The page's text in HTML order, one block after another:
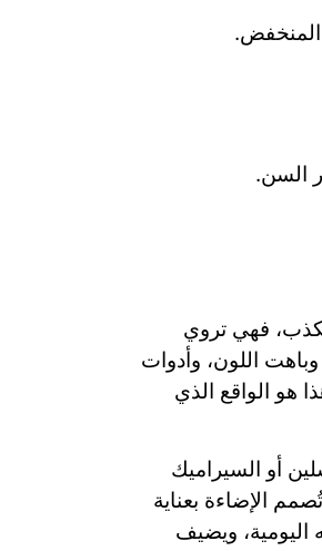
المنخفض.
السن.
فهي تروي
اللون، وأدوات
هو الواقع الذي
أو السيراميك
الإضاءة بعناية
اليومية، ويضيف